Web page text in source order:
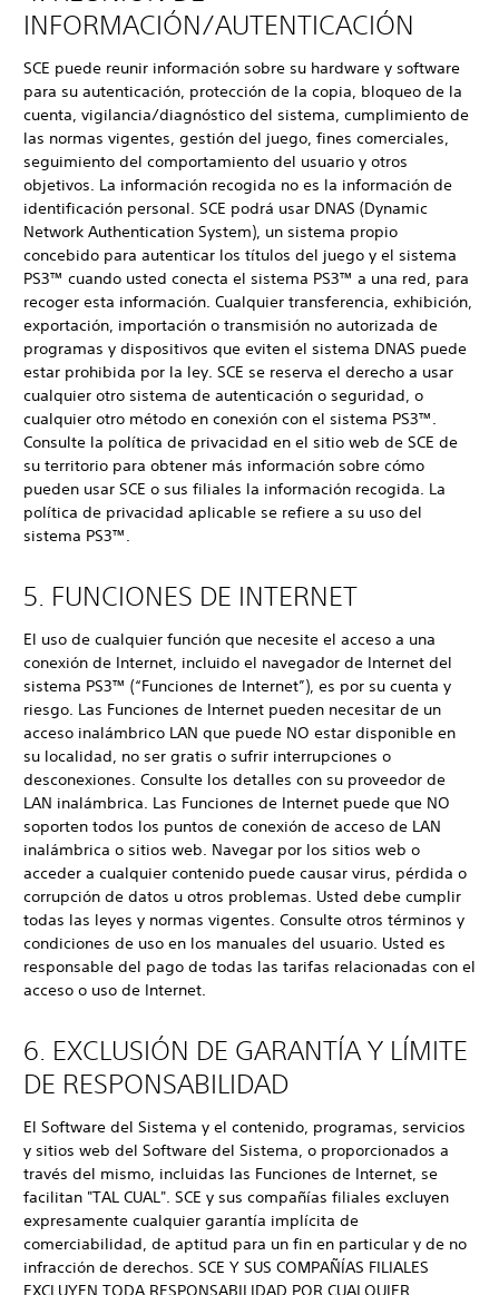
INFORMACIÓN/AUTENTICACIÓN
SCE puede reunir información sobre su hardware y software
para su autenticación, protección de la copia, bloqueo de la
cuenta, vigilancia/diagnóstico del sistema, cumplimiento de
las normas vigentes, gestión del juego, fines comerciales,
seguimiento del comportamiento del usuario y otros
objetivos. La información recogida no es la información de
identificación personal. SCE podrá usar DNAS (Dynamic
Network Authentication System), un sistema propio
concebido para autenticar los títulos del juego y el sistema
PS3™ cuando usted conecta el sistema PS3™ a una red, para
recoger esta información. Cualquier transferencia, exhibición,
exportación, importación o transmisión no autorizada de
programas y dispositivos que eviten el sistema DNAS puede
estar prohibida por la ley. SCE se reserva el derecho a usar
cualquier otro sistema de autenticación o seguridad, o
cualquier otro método en conexión con el sistema PS3™.
Consulte la política de privacidad en el sitio web de SCE de
su territorio para obtener más información sobre cómo
pueden usar SCE o sus filiales la información recogida. La
política de privacidad aplicable se refiere a su uso del
sistema PS3™.
5. FUNCIONES DE INTERNET
El uso de cualquier función que necesite el acceso a una
conexión de Internet, incluido el navegador de Internet del
sistema PS3™ (“Funciones de Internet”), es por su cuenta y
riesgo. Las Funciones de Internet pueden necesitar de un
acceso inalámbrico LAN que puede NO estar disponible en
su localidad, no ser gratis o sufrir interrupciones o
desconexiones. Consulte los detalles con su proveedor de
LAN inalámbrica. Las Funciones de Internet puede que NO
soporten todos los puntos de conexión de acceso de LAN
inalámbrica o sitios web. Navegar por los sitios web o
acceder a cualquier contenido puede causar virus, pérdida o
corrupción de datos u otros problemas. Usted debe cumplir
todas las leyes y normas vigentes. Consulte otros términos y
condiciones de uso en los manuales del usuario. Usted es
responsable del pago de todas las tarifas relacionadas con el
acceso o uso de Internet.
6. EXCLUSIÓN DE GARANTÍA Y LÍMITE
DE RESPONSABILIDAD
El Software del Sistema y el contenido, programas, servicios
y sitios web del Software del Sistema, o proporcionados a
través del mismo, incluidas las Funciones de Internet, se
facilitan "TAL CUAL". SCE y sus compañías filiales excluyen
expresamente cualquier garantía implícita de
comerciabilidad, de aptitud para un fin en particular y de no
infracción de derechos. SCE Y SUS COMPAÑÍAS FILIALES
EXCLUYEN TODA RESPONSABILIDAD POR CUALQUIER